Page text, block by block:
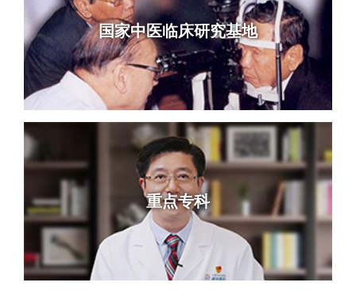
国家中医临床研究基地
重点专科